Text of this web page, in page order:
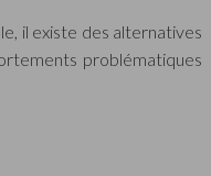
il existe des alternatives
problématiques